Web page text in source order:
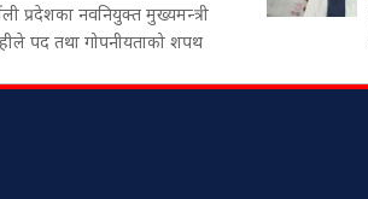
प्रदेशका नवनियुक्त मुख्यमन्त्री
पद तथा गोपनीयताको शपथ